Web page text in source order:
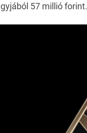
57 millió forint.